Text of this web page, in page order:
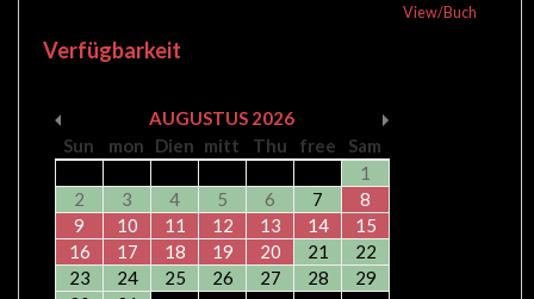
View/Buch
Verfügbarkeit
AUGUSTUS 2026
Sun
mon Dien mitt Thu free
Sam
1
2
3 4 5 6 7
8
9
10 11 12 13 14
15
16
17 18 19 20 21
22
23
24 25 26 27 28
29